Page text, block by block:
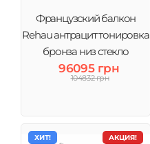
Французский балкон
Rehau антрацит тонировка
бронза низ стекло
96095 грн
104832 грн
АКЦИЯ!
ХИТ!